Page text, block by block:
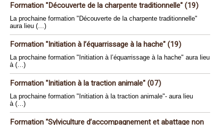
Formation "Découverte de la charpente traditionnelle" (19)
La prochaine formation "Découverte de la charpente traditionnelle"
aura lieu (…)
Formation "Initiation à l’équarrissage à la hache" (19)
La prochaine formation "Initiation à l’équarrissage à la hache" aura lieu
à (…)
Formation "Initiation à la traction animale" (07)
La prochaine formation "Initiation à la traction animale"- aura lieu
à (…)
Formation "Sylviculture d’accompagnement et abattage non